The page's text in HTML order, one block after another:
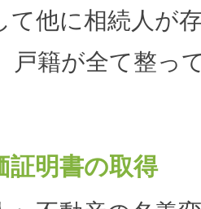
て他に相続人が
戸籍が全て整っ
証明書の取得